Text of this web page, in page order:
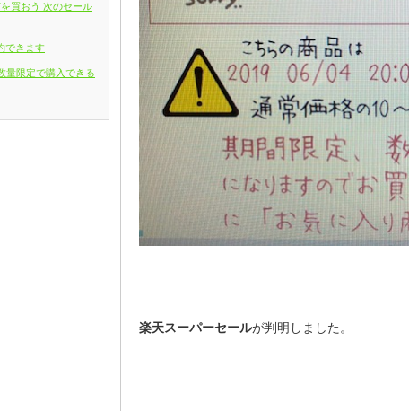
楽天スーパーセールが判明しました。
買おう 次のセール
できます
量限定で購入できる